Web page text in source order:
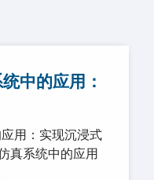
中的应用：
用：实现沉浸式
真系统中的应用